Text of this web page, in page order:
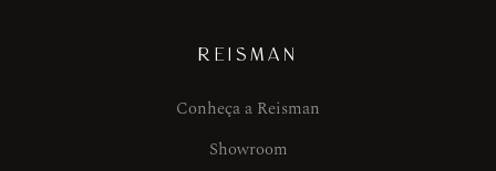
REISMAN
Conheça a Reisman
Showroom